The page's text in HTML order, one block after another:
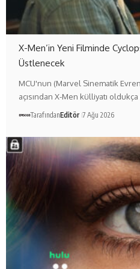
X-Men’in Yeni Filminde
Üstlenecek
MCU'nun (Marvel Sinematik
açısından X-Men külliyatı
TarafındanEditör 7 Ağu 2026